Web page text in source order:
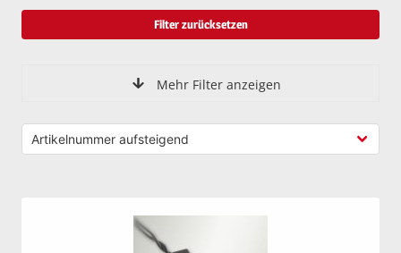
Filter zurücksetzen
Mehr Filter anzeigen